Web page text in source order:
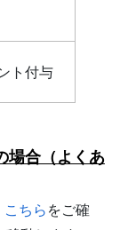
ト付与
場合（よくあ
こちらをご確